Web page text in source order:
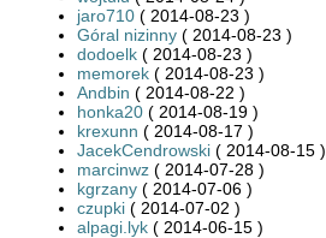
jaro710 ( 2014-08-23 )
Góral nizinny ( 2014-08-23 )
dodoelk ( 2014-08-23 )
memorek ( 2014-08-23 )
Andbin ( 2014-08-22 )
honka20 ( 2014-08-19 )
krexunn ( 2014-08-17 )
JacekCendrowski ( 2014-08-15 )
marcinwz ( 2014-07-28 )
kgrzany ( 2014-07-06 )
czupki ( 2014-07-02 )
alpagi.lyk ( 2014-06-15 )